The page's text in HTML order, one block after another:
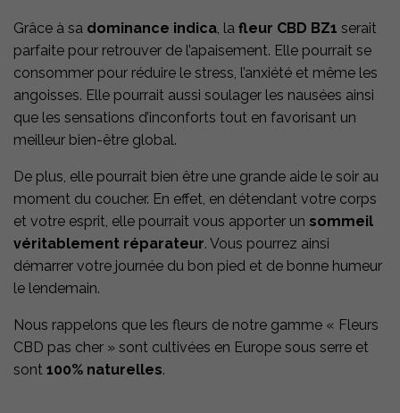
Grâce à sa dominance indica, la fleur CBD BZ1 serait
parfaite pour retrouver de l’apaisement. Elle pourrait se
consommer pour réduire le stress, l’anxiété et même les
angoisses. Elle pourrait aussi soulager les nausées ainsi
que les sensations d’inconforts tout en favorisant un
meilleur bien-être global.
De plus, elle pourrait bien être une grande aide le soir au
moment du coucher. En effet, en détendant votre corps
et votre esprit, elle pourrait vous apporter un sommeil
véritablement réparateur. Vous pourrez ainsi
démarrer votre journée du bon pied et de bonne humeur
le lendemain.
Nous rappelons que les fleurs de notre gamme « Fleurs
CBD pas cher » sont cultivées en Europe sous serre et
sont 100% naturelles.